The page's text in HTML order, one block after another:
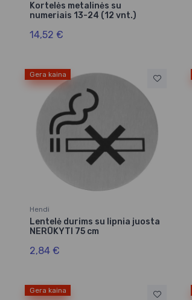
Kortelės metalinės su
numeriais 13-24 (12 vnt.)
14,52 €
Gera kaina
Hendi
Lentelė durims su lipnia juosta
NERŪKYTI 75 cm
2,84 €
Gera kaina